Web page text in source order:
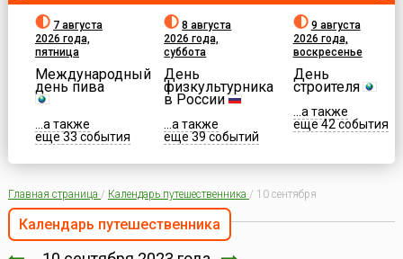
7 августа
2026 года,
пятница
Международный
день пива
...а также
еще 33 события
8 августа
2026 года,
суббота
День
физкультурника
в России
...а также
еще 39 событий
9 августа
2026 года,
воскресенье
День
строителя
...а также
еще 42 события
Главная страница / Календарь путешественника / 10 сентября
Календарь путешественника